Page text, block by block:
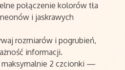
połączenie kolorów tła
i jaskrawych
rozmiarów i pogrubień,
informacji.
maksymalnie 2 czcionki —